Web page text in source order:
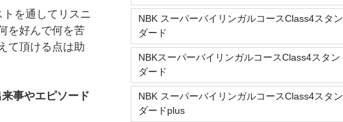
を通してリスニ
を好んで何を苦
て頂ける点は助
事やエピソード
NBK スーパーバイリンガルコースClass4スタン
ダード
NBKスーパーバイリンガルコースClass4スタン
ダード
NBK スーパーバイリンガルコースClass4スタン
ダードplus